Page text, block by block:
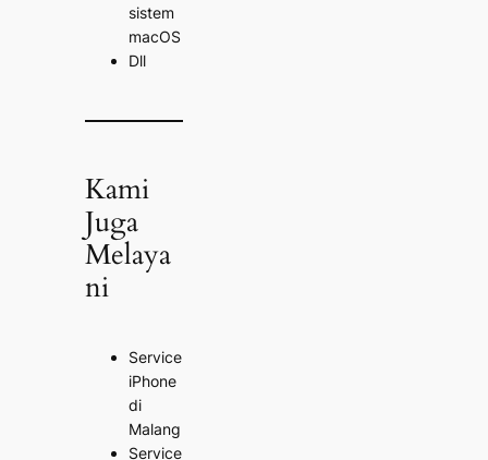
sistem
macOS
Dll
Kami
Juga
Melaya
ni
Service
iPhone
di
Malang
Service